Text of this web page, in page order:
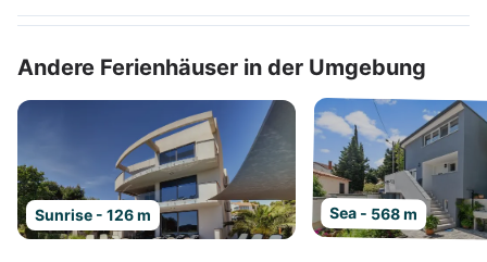
Andere Ferienhäuser in der Umgebung
Sunrise - 126 m Sea - 568 m